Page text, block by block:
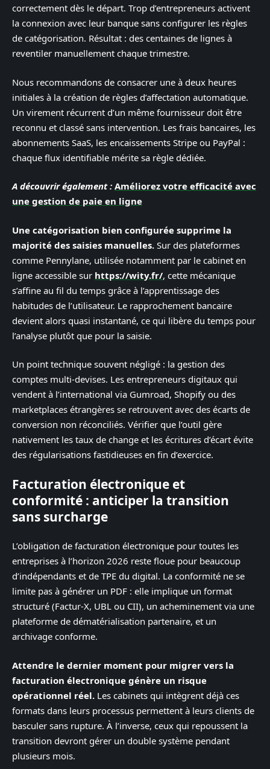
correctement dès le départ. Trop d’entrepreneurs activent
la connexion avec leur banque sans configurer les règles
de catégorisation. Résultat : des centaines de lignes à
reventiler manuellement chaque trimestre.
Nous recommandons de consacrer une à deux heures
initiales à la création de règles d’affectation automatique.
Un virement récurrent d’un même fournisseur doit être
reconnu et classé sans intervention. Les frais bancaires, les
abonnements SaaS, les encaissements Stripe ou PayPal :
chaque flux identifiable mérite sa règle dédiée.
A découvrir également : Améliorez votre efficacité avec
une gestion de paie en ligne
Une catégorisation bien configurée supprime la
majorité des saisies manuelles. Sur des plateformes
comme Pennylane, utilisée notamment par le cabinet en
ligne accessible sur https://wity.fr/, cette mécanique
s’affine au fil du temps grâce à l’apprentissage des
habitudes de l’utilisateur. Le rapprochement bancaire
devient alors quasi instantané, ce qui libère du temps pour
l’analyse plutôt que pour la saisie.
Un point technique souvent négligé : la gestion des
comptes multi-devises. Les entrepreneurs digitaux qui
vendent à l’international via Gumroad, Shopify ou des
marketplaces étrangères se retrouvent avec des écarts de
conversion non réconciliés. Vérifier que l’outil gère
nativement les taux de change et les écritures d’écart évite
des régularisations fastidieuses en fin d’exercice.
Facturation électronique et
conformité : anticiper la transition
sans surcharge
L’obligation de facturation électronique pour toutes les
entreprises à l’horizon 2026 reste floue pour beaucoup
d’indépendants et de TPE du digital. La conformité ne se
limite pas à générer un PDF : elle implique un format
structuré (Factur-X, UBL ou CII), un acheminement via une
plateforme de dématérialisation partenaire, et un
archivage conforme.
Attendre le dernier moment pour migrer vers la
facturation électronique génère un risque
opérationnel réel. Les cabinets qui intègrent déjà ces
formats dans leurs processus permettent à leurs clients de
basculer sans rupture. À l’inverse, ceux qui repoussent la
transition devront gérer un double système pendant
plusieurs mois.